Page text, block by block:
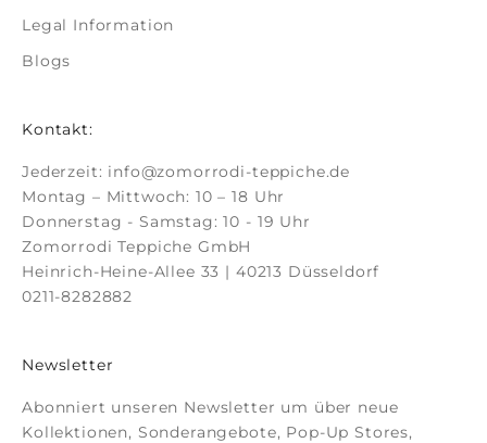
Legal Information
Blogs
Kontakt:
Jederzeit: info@zomorrodi-teppiche.de
Montag – Mittwoch: 10 – 18 Uhr
Donnerstag - Samstag: 10 - 19 Uhr
Zomorrodi Teppiche GmbH
Heinrich-Heine-Allee 33 | 40213 Düsseldorf
0211-8282882
Newsletter
Abonniert unseren Newsletter um über neue
Kollektionen, Sonderangebote, Pop-Up Stores,